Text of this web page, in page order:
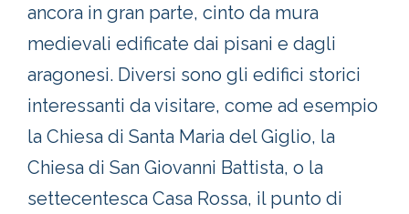
ancora in gran parte, cinto da mura
medievali edificate dai pisani e dagli
aragonesi. Diversi sono gli edifici storici
interessanti da visitare, come ad esempio
la Chiesa di Santa Maria del Giglio, la
Chiesa di San Giovanni Battista, o la
settecentesca Casa Rossa, il punto di